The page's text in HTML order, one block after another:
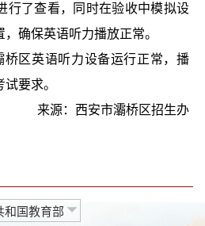
行了查看，同时在验收中模拟设
确保英语听力播放正常。
桥区英语听力设备运行正常，播
要求。
来源：西安市灞桥区招生办
和国教育部